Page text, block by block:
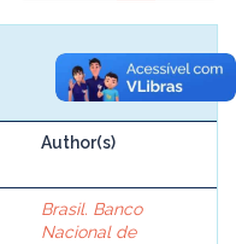
Author(s)
Brasil. Banco
Nacional de